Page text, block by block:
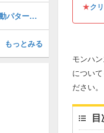
★ク
モンハ
につい
ださい。
目
侵獣セルレギオスの弱点と行動パターン攻略
もっとみる